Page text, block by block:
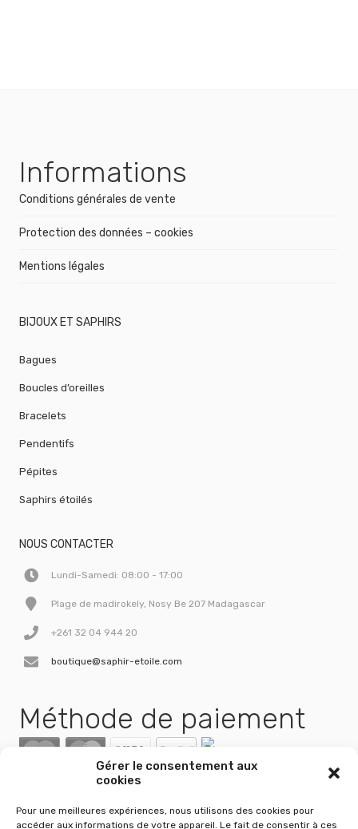
Gérer le consentement aux
cookies
Pour une meilleures expériences, nous utilisons des cookies pour
accéder aux informations de votre appareil. Le fait de consentir à ces
Informations
Conditions générales de vente
Protection des données – cookies
Mentions légales
BIJOUX ET SAPHIRS
Bagues
Boucles d’oreilles
Bracelets
Pendentifs
Pépites
Saphirs étoilés
NOUS CONTACTER
Lundi-Samedi: 08:00 - 17:00
Plage de madirokely, Nosy Be 207 Madagascar
+261 32 04 944 20
boutique@saphir-etoile.com
Méthode de paiement